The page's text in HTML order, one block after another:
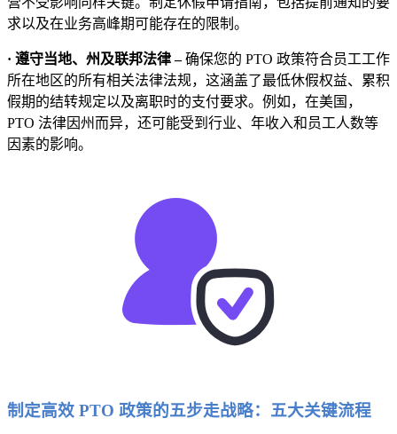
求以及在业务高峰期可能存在的限制。
· 遵守当地、州及联邦法律 –确保您的 PTO 政策符合员工工作
所在地区的所有相关法律法规，这涵盖了最低休假权益、累积
假期的结转规定以及离职时的支付要求。例如，在美国，
PTO 法律因州而异，还可能受到行业、年收入和员工人数等
因素的影响。
制定高效 PTO 政策的五步走战略：五大关键流程